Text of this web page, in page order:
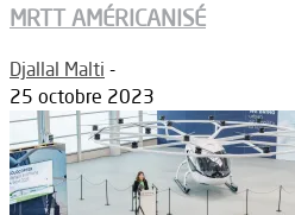
MRTT AMÉRICANISÉ
Djallal Malti -
25 octobre 2023